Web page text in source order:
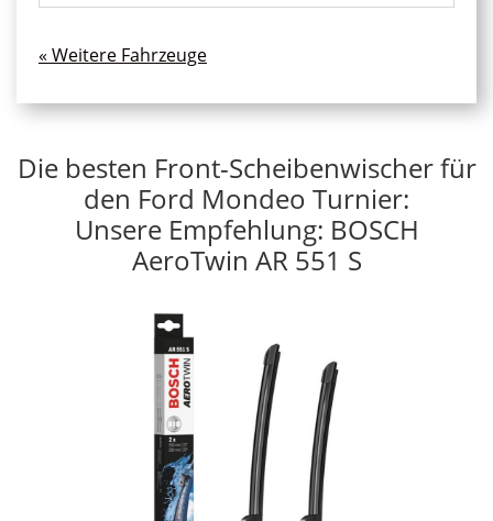
Die besten Front-Scheibenwischer für
den Ford Mondeo Turnier:
Unsere Empfehlung: BOSCH
AeroTwin AR 551 S